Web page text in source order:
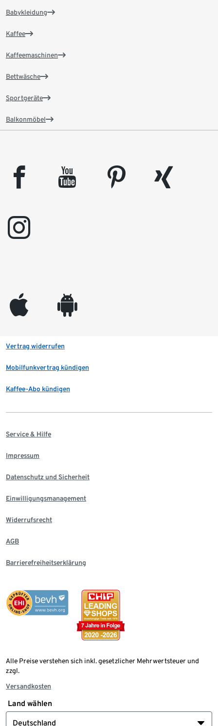
Babykleidung
Kaffee
Kaffeemaschinen
Bettwäsche
Sportgeräte
Balkonmöbel
facebook youtube pinterest
xing
instagram
appleinc android
Vertrag widerrufen
Mobilfunkvertrag kündigen
Kaffee-Abo kündigen
Service & Hilfe
Impressum
Datenschutz und Sicherheit
Einwilligungsmanagement
Widerrufsrecht
AGB
Barrierefreiheitserklärung
Alle Preise verstehen sich inkl. gesetzlicher Mehrwertsteuer und
zzgl.
Versandkosten
Land wählen
Deutschland